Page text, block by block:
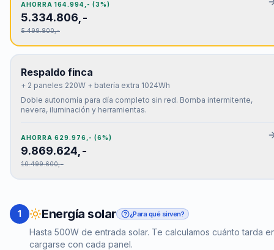
AHORRA 164.994,- (3%)
5.334.806,-
5.499.800,-
Respaldo finca
+ 2 paneles 220W + batería extra 1024Wh
Doble autonomía para día completo sin red. Bomba intermitente,
nevera, iluminación y herramientas.
AHORRA 629.976,- (6%)
9.869.624,-
10.499.600,-
1 Energía solar ¿Para qué sirven?
Hasta 500W de entrada solar. Te calculamos cuánto tarda
cargarse con cada panel.